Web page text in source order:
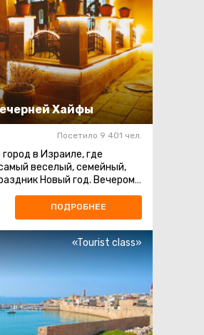
Хайфы
Посетило 9 401 чел.
в Израиле, где
веселый, семейный,
Новый год. Вечером
главная улица зажигается тысячами ...
ПОДРОБНЕЕ
«Tourist class»